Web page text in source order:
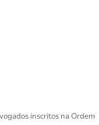
inscritos na Ordem